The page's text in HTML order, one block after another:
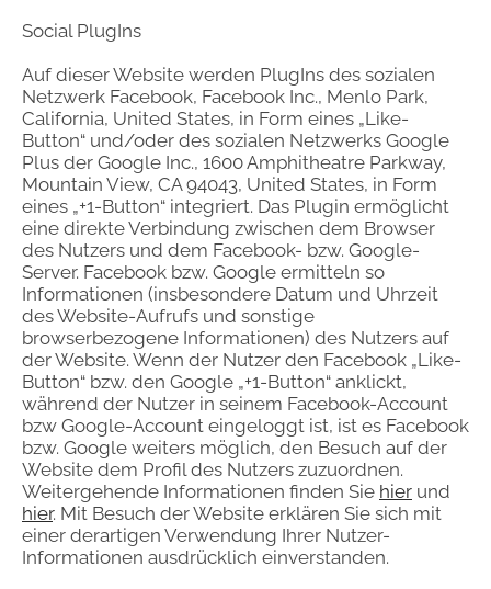
Social PlugIns
Auf dieser Website werden PlugIns des sozialen
Netzwerk Facebook, Facebook Inc., Menlo Park,
California, United States, in Form eines „Like-
Button“ und/oder des sozialen Netzwerks Google
Plus der Google Inc., 1600 Amphitheatre Parkway,
Mountain View, CA 94043, United States, in Form
eines „+1-Button“ integriert. Das Plugin ermöglicht
eine direkte Verbindung zwischen dem Browser
des Nutzers und dem Facebook- bzw. Google-
Server. Facebook bzw. Google ermitteln so
Informationen (insbesondere Datum und Uhrzeit
des Website-Aufrufs und sonstige
browserbezogene Informationen) des Nutzers auf
der Website. Wenn der Nutzer den Facebook „Like-
Button“ bzw. den Google „+1-Button“ anklickt,
während der Nutzer in seinem Facebook-Account
bzw Google-Account eingeloggt ist, ist es Facebook
bzw. Google weiters möglich, den Besuch auf der
Website dem Profil des Nutzers zuzuordnen.
Weitergehende Informationen finden Sie hier und
hier. Mit Besuch der Website erklären Sie sich mit
einer derartigen Verwendung Ihrer Nutzer-
Informationen ausdrücklich einverstanden.